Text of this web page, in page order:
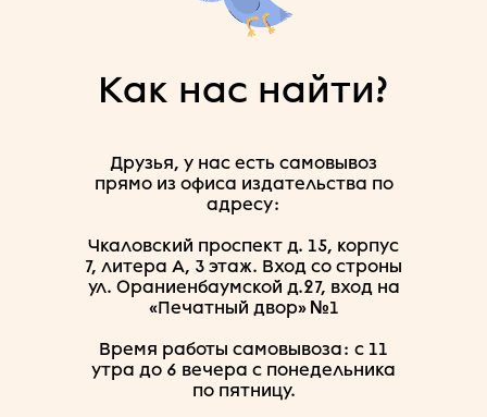
Как нас найти?
Друзья, у нас есть самовывоз
прямо из офиса издательства по
адресу:
Чкаловский проспект д. 15, корпус
7, литера А, 3 этаж. Вход со строны
ул. Ораниенбаумской д.27, вход на
«Печатный двор» №1
Время работы самовывоза: с 11
утра до 6 вечера с понедельника
по пятницу.